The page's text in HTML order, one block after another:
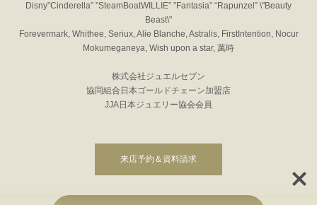
Disny”Cinderella” ”SteamBoatWILLIE” ”Fantasia” “Rapunzel” \"Beauty
Beast\"
Forevermark, Whithee, Seriux, Alie Blanche, Astralis, FirstIntention, Nocur
Mokumeganeya, Wish upon a star, 萬時
株式会社ジュエルセブン
協同組合日本ゴールドチェーン加盟店
JJA日本ジュエリー協会会員
来店予約＆資料請求